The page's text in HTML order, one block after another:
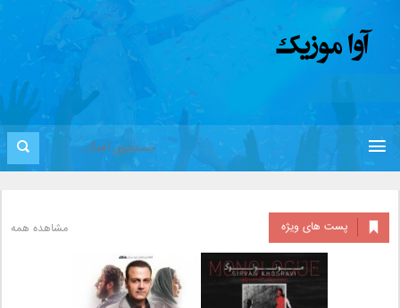
پست های ویژه مشاهده همه